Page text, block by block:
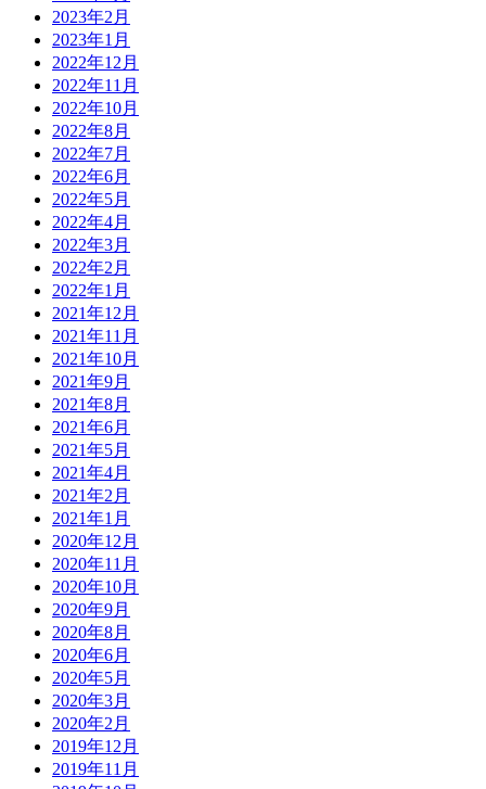
2023年2月
2023年1月
2022年12月
2022年11月
2022年10月
2022年8月
2022年7月
2022年6月
2022年5月
2022年4月
2022年3月
2022年2月
2022年1月
2021年12月
2021年11月
2021年10月
2021年9月
2021年8月
2021年6月
2021年5月
2021年4月
2021年2月
2021年1月
2020年12月
2020年11月
2020年10月
2020年9月
2020年8月
2020年6月
2020年5月
2020年3月
2020年2月
2019年12月
2019年11月